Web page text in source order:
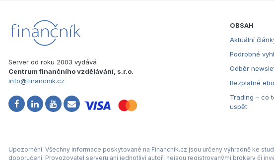
Server od roku 2003 vydává
Centrum finančního vzdělávání, s.r.o.
info@financnik.cz
OBSAH
Aktuální
Podrobné
Odběr
Bezplatné
Trading – co
uspět
Upozornění: Všechny informace poskytované na Financnik.cz jsou určeny výhradně ke
doporučení. Provozovatel serveru ani jednotliví autoři nejsou registrovanými brokery či